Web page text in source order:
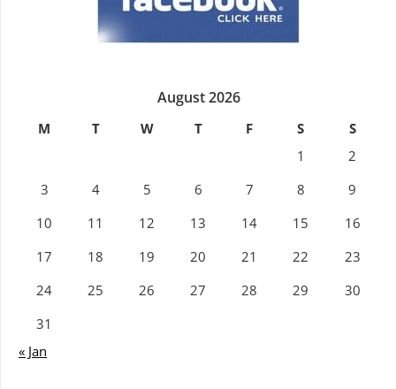
August 2026
M T W T F S
S
1
2
3
4 5 6 7 8
9
10
11 12 13 14 15
16
17
18 19 20 21 22
23
24
25 26 27 28 29
30
31
« Jan